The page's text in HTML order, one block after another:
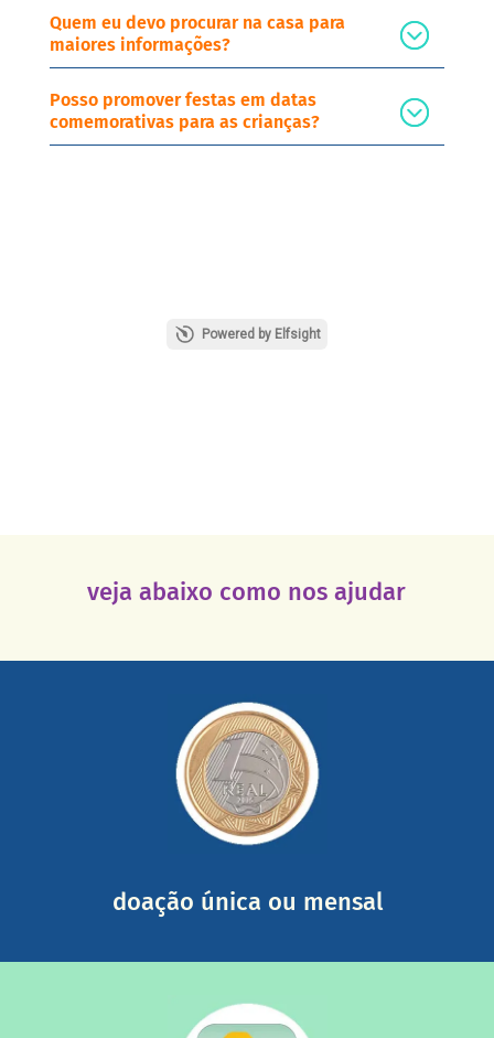
Quem eu devo procurar na casa para
maiores informações?
Posso promover festas em datas
comemorativas para as crianças?
Powered by Elfsight
veja abaixo como nos ajudar
doação única ou mensal
mail mostrando tudo o que fizemos com a sua ajuda
somada a de outras pessoas.
saiba mais